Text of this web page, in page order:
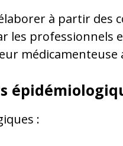
à partir des
les professionnels
médicamenteuse
: